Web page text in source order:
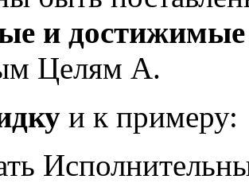
и достижимые
Целям А.
и к примеру: